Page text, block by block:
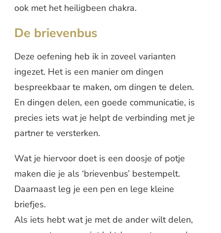
ook met het heiligbeen chakra.
De brievenbus
Deze oefening heb ik in zoveel varianten
ingezet. Het is een manier om dingen
bespreekbaar te maken, om dingen te delen.
En dingen delen, een goede communicatie, is
precies iets wat je helpt de verbinding met je
partner te versterken.
Wat je hiervoor doet is een doosje of potje
maken die je als ‘brievenbus’ bestempelt.
Daarnaast leg je een pen en lege kleine
briefjes.
Als iets hebt wat je met de ander wilt delen,